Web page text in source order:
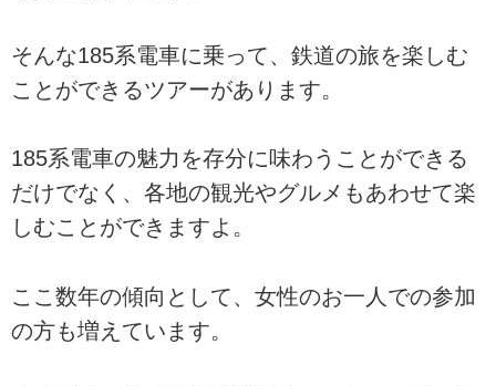
そんな185系電車に乗って、鉄道の旅を楽しむ
ことができるツアーがあります。
185系電車の魅力を存分に味わうことができる
だけでなく、各地の観光やグルメもあわせて楽
しむことができますよ。
ここ数年の傾向として、女性のお一人での参加
の方も増えています。